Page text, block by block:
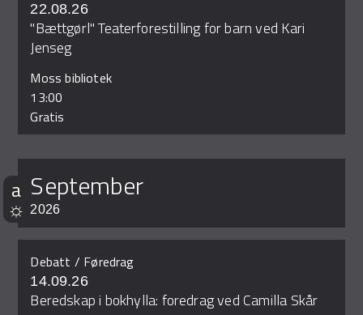
22.08.26
"Bættgørl" Teaterforestilling for barn ved Kari
Jenseg
Moss bibliotek
13:00
Gratis
september
2026
Debatt / Føredrag
14.09.26
Beredskap i bokhylla: foredrag ved Camilla Skår